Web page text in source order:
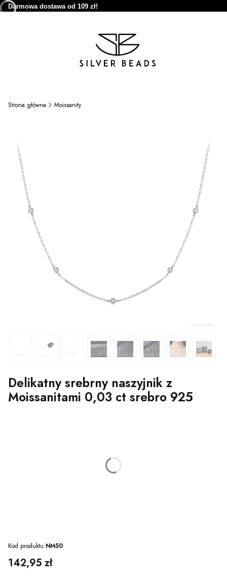
Darmowa dostawa od 109 zł!
Strona główna Moissanity
Delikatny srebrny naszyjnik z
Moissanitami 0,03 ct srebro 925
godzin
Kod produktu:NM50
Cena
142,95 zł